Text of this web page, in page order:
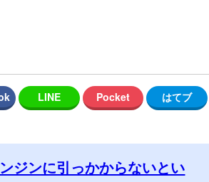
ジンに引っかからないとい